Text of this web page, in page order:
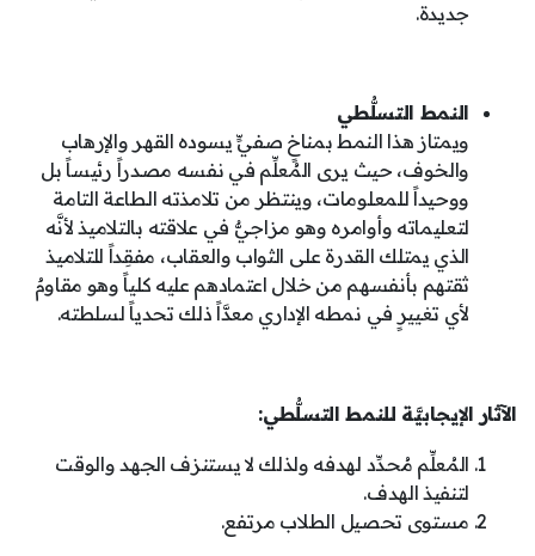
جديدة.
النمط التسلُّطي
ويمتاز هذا النمط بمناخٍ صفيٍّ يسوده القهر والإرهاب
والخوف، حيث يرى المُعلِّم في نفسه مصدراً رئيساً بل
ووحيداً للمعلومات، وينتظر من تلامذته الطاعة التامة
لتعليماته وأوامره وهو مزاجيٌّ في علاقته بالتلاميذ لأنَّه
الذي يمتلك القدرة على الثواب والعقاب، مفقِداً للتلاميذ
ثقتهم بأنفسهم من خلال اعتمادهم عليه كلياً وهو مقاومٌ
لأي تغييرٍ في نمطه الإداري معدَّاً ذلك تحدياً لسلطته.
الآثار الإيجابيَّة للنمط التسلُّطي:
المُعلِّم مُحدِّد لهدفه ولذلك لا يستنزف الجهد والوقت
لتنفيذ الهدف.
مستوى تحصيل الطلاب مرتفع.